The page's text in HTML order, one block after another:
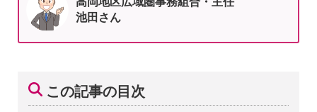
池田さん
この記事の目次